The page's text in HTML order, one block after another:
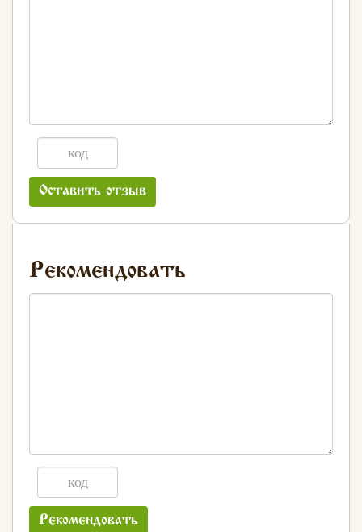
Оставить отзыв
Рекомендовать
Рекомендовать